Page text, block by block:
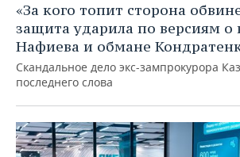
«За кого топит сторона
защита ударила по версиям о
Нафиева и обмане
Скандальное дело экс-зампрокурора
последнего слова